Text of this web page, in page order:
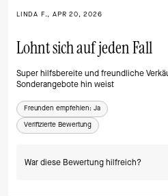
LINDA F., APR 20, 2026
Lohnt sich auf jeden Fall
Super hilfsbereite und freundliche
Sonderangebote hin weist
Freunden empfehlen: Ja
Verifizierte Bewertung
War diese Bewertung hilfreich?